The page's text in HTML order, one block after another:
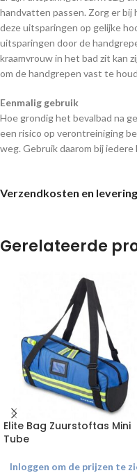
handvatten passen. Zorg er bij
deze uitsparingen op gelijke
uitsparingen door de
kraamvrouw in het bad zit kan
om de handgrepen vast te
Eenmalig gebruik
Hoe grondig het bevalbad na
een risico op verontreiniging
weg. Gebruik daarom bij
Verzendkosten en levering
Gerelateerde
Elite Bag Zuurstoftas Mini
Tube
Inloggen om de prijzen te